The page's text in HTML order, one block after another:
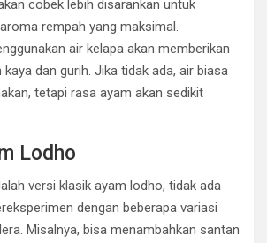
cobek lebih disarankan untuk
rempah yang maksimal.
air kelapa akan memberikan
kaya dan gurih. Jika tidak ada, air biasa
tetapi rasa ayam akan sedikit
Lodho
versi klasik ayam lodho, tidak ada
dengan beberapa variasi
Misalnya, bisa menambahkan santan